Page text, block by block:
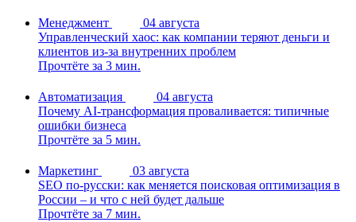
Менеджмент
04 августа
Управленческий хаос: как компании теряют деньги и
клиентов из-за внутренних проблем
Прочтёте за 3 мин.
Автоматизация
04 августа
Почему AI-трансформация проваливается: типичные
ошибки бизнеса
Прочтёте за 5 мин.
Маркетинг
03 августа
SEO по-русски: как меняется поисковая оптимизация в
России – и что с ней будет дальше
Прочтёте за 7 мин.